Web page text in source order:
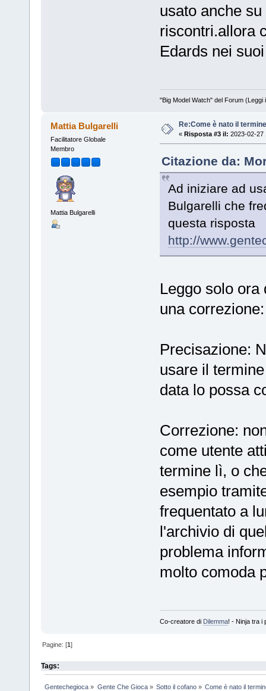
usato anche
riscontri.allora
Edards nei
"Big Model Watch" del Forum
Mattia Bulgarelli
Facilitatore Globale
Membro
Mattia Bulgarelli
Re:Come è nato il
« Risposta #3 il: 2023-02-27
Citazione da:
Ad iniziare ad
Bulgarelli che
questa risposta
http://
Leggo solo ora
una correzione:
Precisazione:
usare il
data lo possa
Correzione:
come utente
termine lì, o
esempio
frequentato a
l'archivio di
problema
molto comoda
Co-creatore di Dilemma! - Ninja tra i
Pagine: [1]
Tags:
Gentechegioca » Gente Che Gioca» Sotto il cofano» Come è nato il